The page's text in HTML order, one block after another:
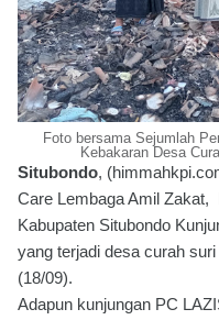
Foto bersama Sejumlah
Kebakaran Desa
Situbondo,
Care Lembaga Amil Zakat,
Kabupaten Situbondo
yang terjadi desa curah
(18/09).
Adapun kunjungan PC